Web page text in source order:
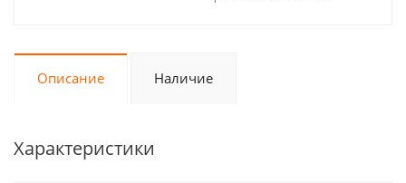
Описание Наличие
Характеристики